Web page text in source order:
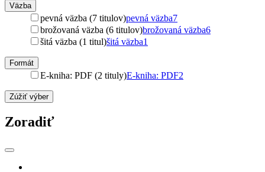
Väzba
pevná väzba (7 titulov)pevná väzba7
brožovaná väzba (6 titulov)brožovaná väzba6
šitá väzba (1 titul)šitá väzba1
Formát
E-kniha: PDF (2 tituly)E-kniha: PDF2
Zúžiť výber
Zoradiť